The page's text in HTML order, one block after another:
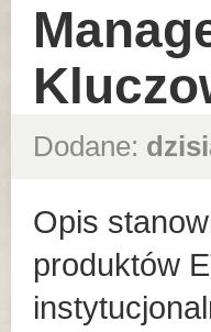
Dodane:
Opis
produktów